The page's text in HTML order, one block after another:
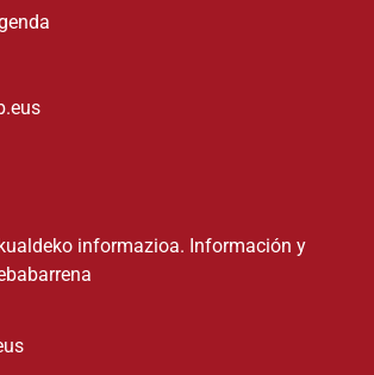
informazioa. Información y